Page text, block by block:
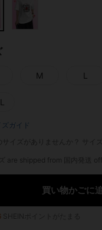
M L
ガイド
サイズがありませんか？ サイ
are shipped from 国内発送
買い物かごに